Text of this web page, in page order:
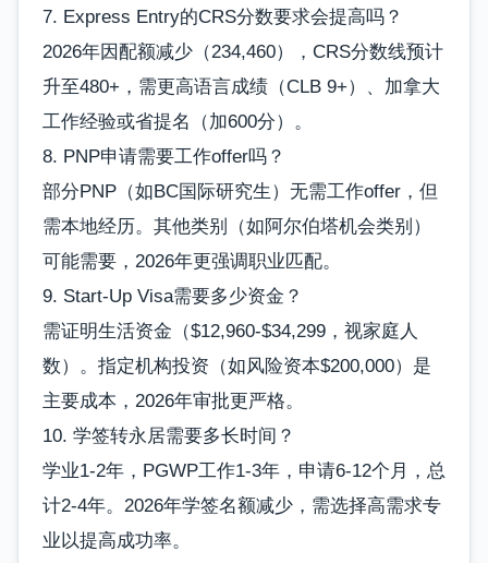
7. Express Entry的CRS分数要求会提高吗？
2026年因配额减少（234,460），CRS分数线预计
升至480+，需更高语言成绩（CLB 9+）、加拿大
工作经验或省提名（加600分）。
8. PNP申请需要工作offer吗？
部分PNP（如BC国际研究生）无需工作offer，但
需本地经历。其他类别（如阿尔伯塔机会类别）
可能需要，2026年更强调职业匹配。
9. Start-Up Visa需要多少资金？
需证明生活资金（$12,960-$34,299，视家庭人
数）。指定机构投资（如风险资本$200,000）是
主要成本，2026年审批更严格。
10. 学签转永居需要多长时间？
学业1-2年，PGWP工作1-3年，申请6-12个月，总
计2-4年。2026年学签名额减少，需选择高需求专
业以提高成功率。